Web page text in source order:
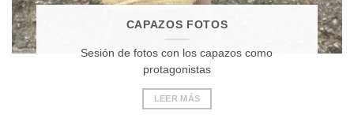
CAPAZOS FOTOS
Sesión de fotos con los capazos como
protagonistas
LEER MÁS